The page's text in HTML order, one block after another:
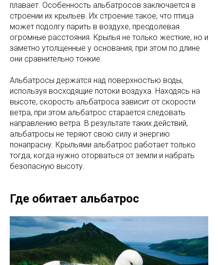
плавает. Особенность альбатросов заключается в
строении их крыльев. Их строение такое, что птица
может подолгу парить в воздухе, преодолевая
огромные расстояния. Крылья не только жесткие, но и
заметно утолщенные у основания, при этом по длине
они сравнительно тонкие.
Альбатросы держатся над поверхностью воды,
используя восходящие потоки воздуха. Находясь на
высоте, скорость альбатроса зависит от скорости
ветра, при этом альбатрос старается следовать
направлению ветра. В результате таких действий,
альбатросы не теряют свою силу и энергию
понапрасну. Крыльями альбатрос работает только
тогда, когда нужно оторваться от земли и набрать
безопасную высоту.
Где обитает альбатрос